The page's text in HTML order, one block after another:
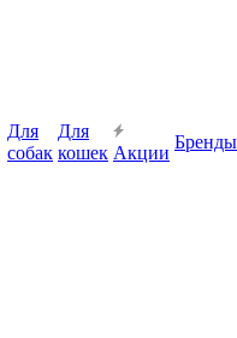
Для
собак
Для
кошек Акции
Бренды